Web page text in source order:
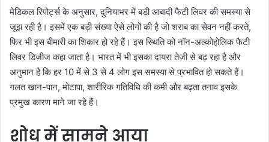
मेडिकल रिपोर्ट्स के अनुसार, दुनियाभर में बड़ी आबादी फैटी लिवर की समस्या से
जूझ रही है। इसमें एक बड़ी संख्या ऐसे लोगों की है जो शराब का सेवन नहीं करते,
फिर भी इस बीमारी का शिकार हो रहे हैं। इस स्थिति को नॉन-अल्कोहोलिक फैटी
लिवर डिजीज कहा जाता है। भारत में भी इसका दायरा तेजी से बढ़ रहा है और
अनुमान है कि हर 10 में से 3 से 4 लोग इस समस्या से प्रभावित हो सकते हैं।
गलत खान-पान, मोटापा, शारीरिक गतिविधि की कमी और बढ़ता तनाव इसके
प्रमुख कारण माने जा रहे हैं।
शोध में सामने आया